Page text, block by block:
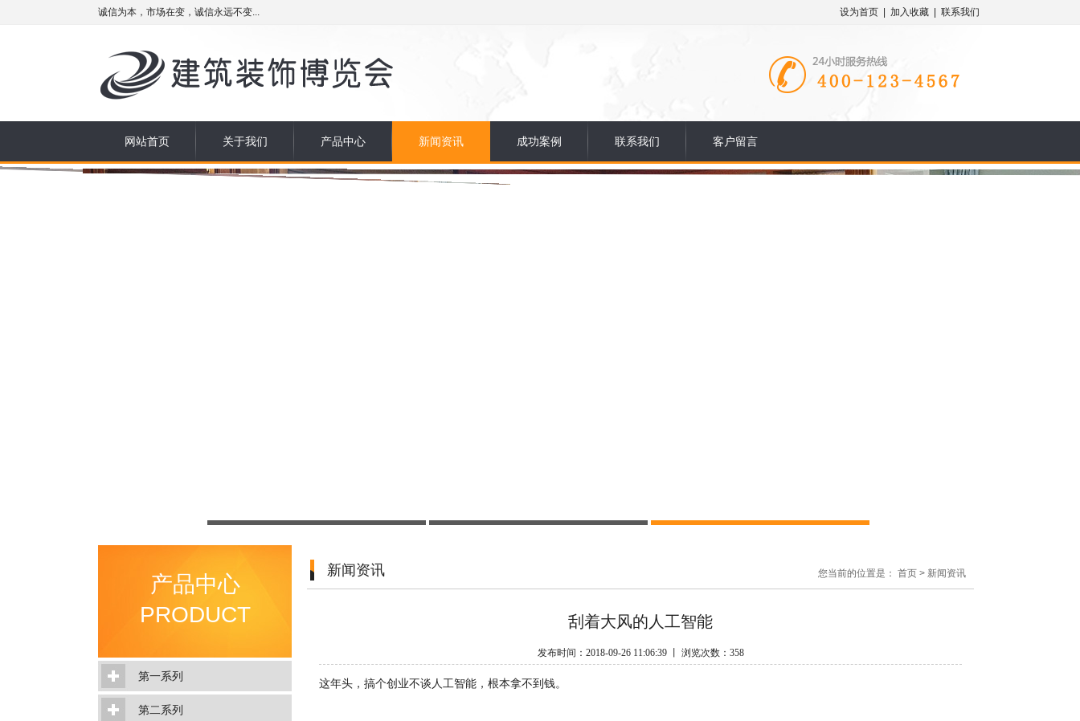
诚信为本，市场在变，诚信永远不变... 设为首页 加入收藏 联系我们
网站首页 关于我们 产品中心 新闻资讯 成功案例 联系我们 客户留言
产品中心
PRODUCT
第一系列
第二系列
您当前的位置是： 首页 > 新闻资讯
新闻资讯
刮着大风的人工智能
发布时间：2018-09-26 11:06:39 丨 浏览次数： 358
这年头，搞个创业不谈人工智能，根本拿不到钱。